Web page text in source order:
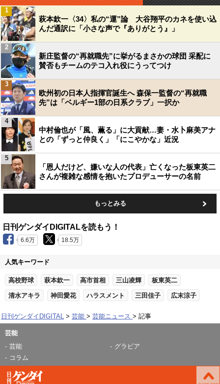
萩本欽一〈34〉私の“運”論 大谷翔平のカネを使い込
んだ通訳に「小さな声で『ありがとう』」
1
新庄監督の“再就職先”に挙がるまさかの球団 采配に
賛否もチームのテコ入れ役にうってつけ
2
欧州初の日本人指揮官誕生へ 森保一監督の“再就職
先”は「ベルギー1部の日系クラブ」一択か
3
中村倫也が「風、薫る」に大貢献…妻・水卜麻美アナ
との「ずっと仲良く」「にこやかな」近況
4
「恩人だけど、嫌いな人の代表」亡くなった板東英二
さんが複雑な感情を抱いたプロデューサーの名前
5
もっとみる
日刊ゲンダイDIGITALを読もう！
6.6万 18.5万
人気キーワード
高校野球 萩本欽一 高市首相 三山凌輝 板東英二
清水アキラ 神田愛花 ハラスメント 三田佳子 広末涼子
日刊ゲンダイDIGITAL 芸能 芸能ニュース 記事
芸能
芸能
グラビア
コラム